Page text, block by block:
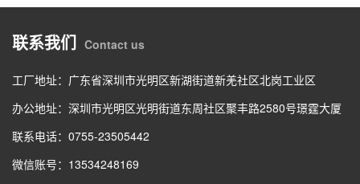
联系我们 Contact us
工厂地址：广东省深圳市光明区新湖街道新羌社区北岗工业区
办公地址：深圳市光明区光明街道东周社区聚丰路2580号璟霆大厦
联系电话：0755-23505442
微信账号：13534248169